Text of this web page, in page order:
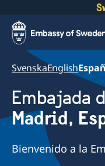
SvenskaEnglish
Embajada
Madrid,
Bienvenido a la